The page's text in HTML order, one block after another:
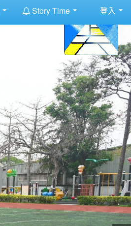
Story Time 登入